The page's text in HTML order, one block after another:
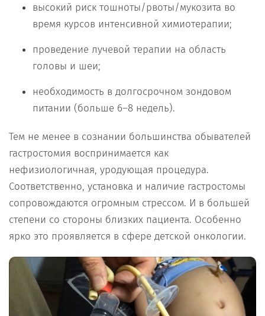
высокий риск тошноты/рвоты/мукозита во
время курсов интенсивной химиотерапии;
проведение лучевой терапии на область
головы и шеи;
необходимость в долгосрочном зондовом
питании (больше 6–8 недель).
Тем не менее в сознании большинства обывателей
гастростомия воспринимается как
нефизиологичная, уродующая процедура.
Соответственно, установка и наличие гастростомы
сопровождаются огромным стрессом. И в большей
степени со стороны близких пациента. Особенно
ярко это проявляется в сфере детской онкологии.